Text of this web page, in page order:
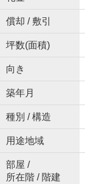
償却 / 敷引
坪数(面積)
向き
築年月
種別 / 構造
用途地域
部屋 /
所在階 / 階建